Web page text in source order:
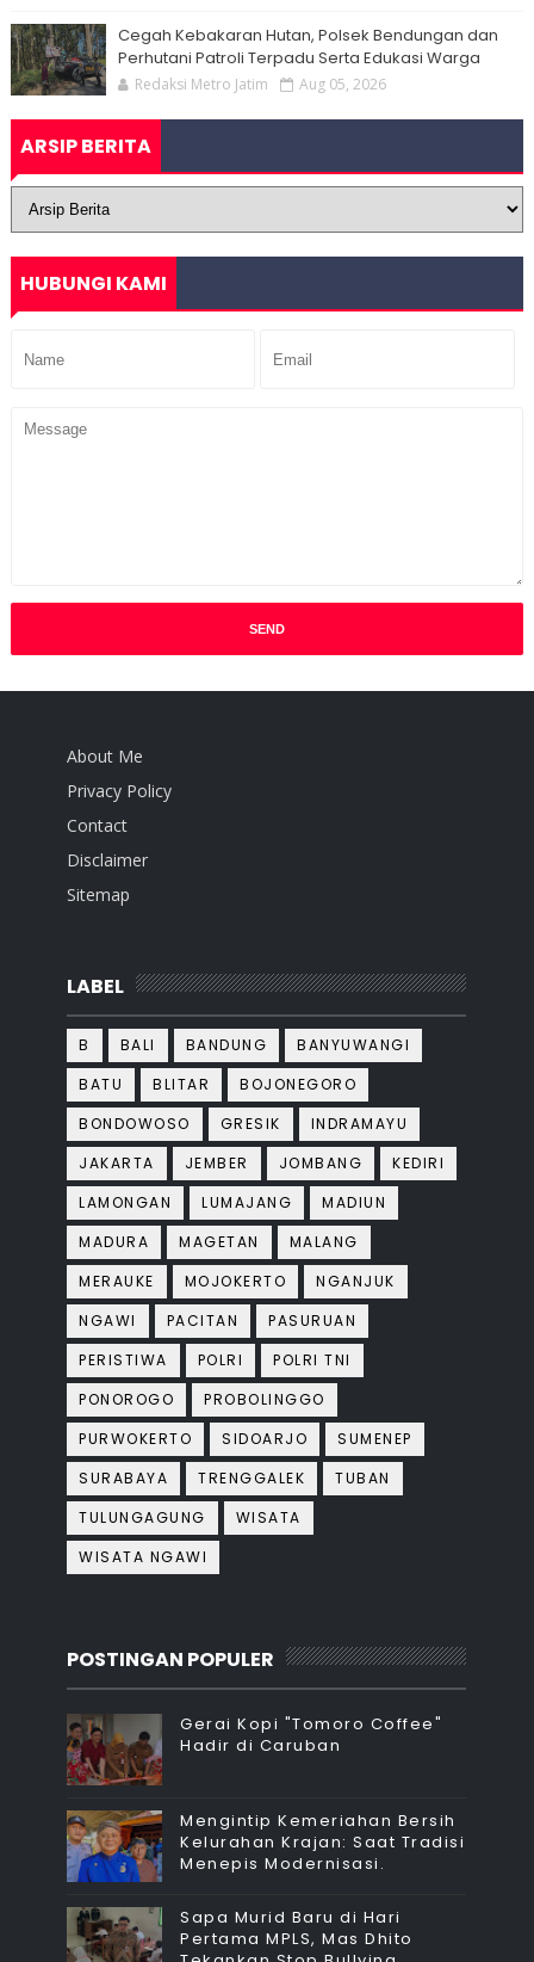
Cegah Kebakaran Hutan, Polsek Bendungan dan
Perhutani Patroli Terpadu Serta Edukasi Warga
Redaksi Metro Jatim Aug 05, 2026
ARSIP BERITA
HUBUNGI KAMI
About Me
Privacy Policy
Contact
Disclaimer
Sitemap
LABEL
B BALI BANDUNG
BANYUWANGI
BATU
BLITAR
BOJONEGORO
BONDOWOSO
GRESIK
INDRAMAYU
JAKARTA
JEMBER JOMBANG
KEDIRI
LAMONGAN
LUMAJANG
MADIUN
MADURA
MAGETAN
MALANG
MERAUKE
MOJOKERTO
NGANJUK
NGAWI
PACITAN
PASURUAN
PERISTIWA
POLRI
POLRI TNI
PONOROGO
PROBOLINGGO
PURWOKERTO
SIDOARJO
SUMENEP
SURABAYA
TRENGGALEK
TUBAN
TULUNGAGUNG
WISATA
WISATA NGAWI
POSTINGAN POPULER
Gerai Kopi "Tomoro Coffee"
Hadir di Caruban
Mengintip Kemeriahan Bersih
Kelurahan Krajan: Saat Tradisi
Menepis Modernisasi.
Sapa Murid Baru di Hari
Pertama MPLS, Mas Dhito